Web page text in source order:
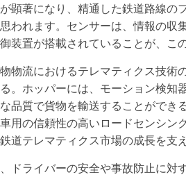
顕著になり、精通した鉄道路線
われます。センサーは、情報の
装置が搭載されていることが、こ
物流におけるテレマティクス技術
。ホッパーには、モーション検知
品質で貨物を輸送することがで
用の信頼性の高いロードセンシ
道テレマティクス市場の成長を支
ドライバーの安全や事故防止に